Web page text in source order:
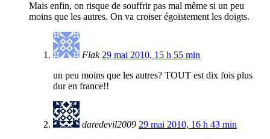
Mais enfin, on risque de souffrir pas mal même si un peu
moins que les autres. On va croiser égoïstement les doigts.
Flak 29 mai 2010, 15 h 55 min
un peu moins que les autres? TOUT est dix fois plus
dur en france!!
daredevil2009 29 mai 2010, 16 h 43 min